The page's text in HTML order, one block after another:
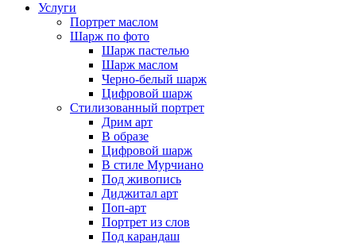
Услуги
Портрет маслом
Шарж по фото
Шарж пастелью
Шарж маслом
Черно-белый шарж
Цифровой шарж
Стилизованный портрет
Дрим арт
В образе
Цифровой шарж
В стиле Мурчиано
Под живопись
Диджитал арт
Поп-арт
Портрет из слов
Под карандаш